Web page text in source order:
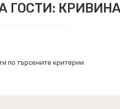
ГОСТИ:
по търсените критерии